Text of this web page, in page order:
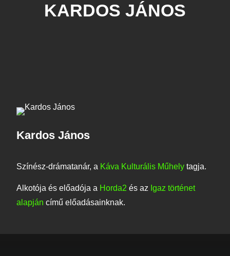
KARDOS JÁNOS
Kardos János
Színész-drámatanár, a Káva Kulturális Műhely tagja.
Alkotója és előadója a Horda2 és az Igaz történet
alapján című előadásainknak.